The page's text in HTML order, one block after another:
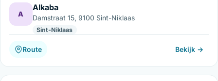
A
Alkaba
Damstraat 15, 9100 Sint-Niklaas
Sint-Niklaas
Route Bekijk →